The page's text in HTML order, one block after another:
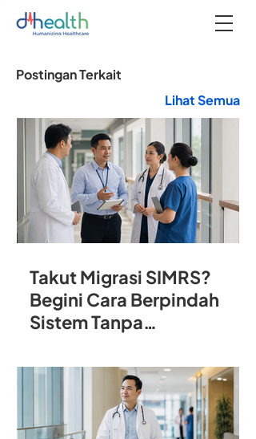
Postingan Terkait
Lihat Semua
Takut Migrasi SIMRS?
Begini Cara Berpindah
Sistem Tanpa
Rumah Sakit